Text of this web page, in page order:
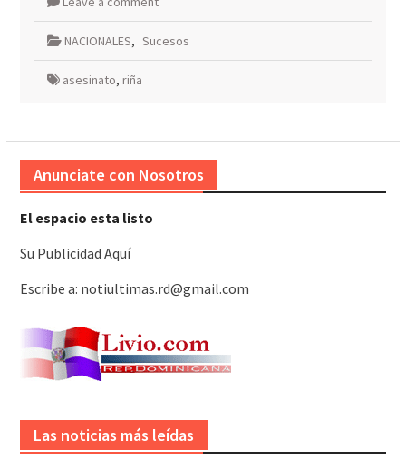
NACIONALES, Sucesos
asesinato, riña
Anunciate con Nosotros
El espacio esta listo
Su Publicidad Aquí
Escribe a: notiultimas.rd@gmail.com
Las noticias más leídas